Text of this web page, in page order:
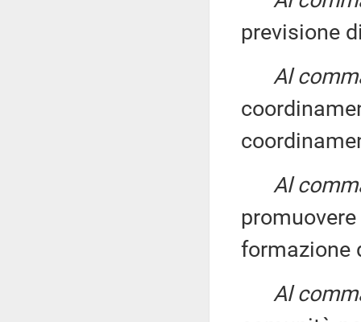
previsione
Al
Al
formazione
Al